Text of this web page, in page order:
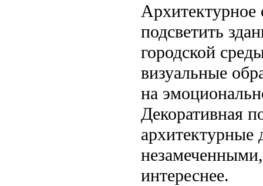
подсветить
городской
визуальные
на
Декоративная
архитектурные
интереснее.